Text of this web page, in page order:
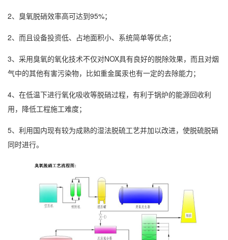
2、臭氧脱硝效率高可达到95%；
2、而且设备投资低、占地面积小、系统简单等优点；
3、采用臭氧的氧化技术不仅对NOX具有良好的脱除效果，而且对烟
气中的其他有害污染物，比如重金属汞也有一定的去除能力；
4、在低温下进行氧化吸收等脱硝过程，有利于锅炉的能源回收利
用，降低工程施工难度；
5、利用国内现有较为成熟的湿法脱硫工艺并加以改进，使脱硫脱硝
同时进行。